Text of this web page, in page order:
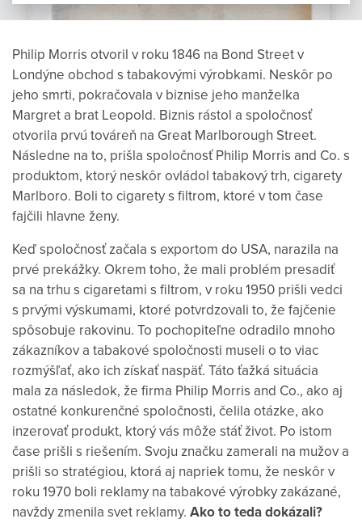
Philip Morris otvoril v roku 1846 na Bond Street v
Londýne obchod s tabakovými výrobkami. Neskôr po
jeho smrti, pokračovala v biznise jeho manželka
Margret a brat Leopold. Biznis rástol a spoločnosť
otvorila prvú továreň na Great Marlborough Street.
Následne na to, prišla spoločnosť Philip Morris and Co. s
produktom, ktorý neskôr ovládol tabakový trh, cigarety
Marlboro. Boli to cigarety s filtrom, ktoré v tom čase
fajčili hlavne ženy.
Keď spoločnosť začala s exportom do USA, narazila na
prvé prekážky. Okrem toho, že mali problém presadiť
sa na trhu s cigaretami s filtrom, v roku 1950 prišli vedci
s prvými výskumami, ktoré potvrdzovali to, že fajčenie
spôsobuje rakovinu. To pochopiteľne odradilo mnoho
zákazníkov a tabakové spoločnosti museli o to viac
rozmýšľať, ako ich získať naspäť. Táto ťažká situácia
mala za následok, že firma Philip Morris and Co., ako aj
ostatné konkurenčné spoločnosti, čelila otázke, ako
inzerovať produkt, ktorý vás môže stáť život. Po istom
čase prišli s riešením. Svoju značku zamerali na mužov a
prišli so stratégiou, ktorá aj napriek tomu, že neskôr v
roku 1970 boli reklamy na tabakové výrobky zakázané,
navždy zmenila svet reklamy. Ako to teda dokázali?